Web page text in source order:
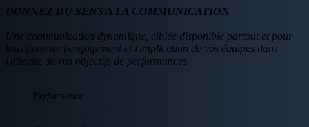
DONNEZ DU SENS A LA COMMUNICATION
Une communication dynamique, ciblée disponible partout et pour
tous favorise l'engagement et l'implication de vos équipes dans
l'atteinte de vos objectifs de performances
Performance